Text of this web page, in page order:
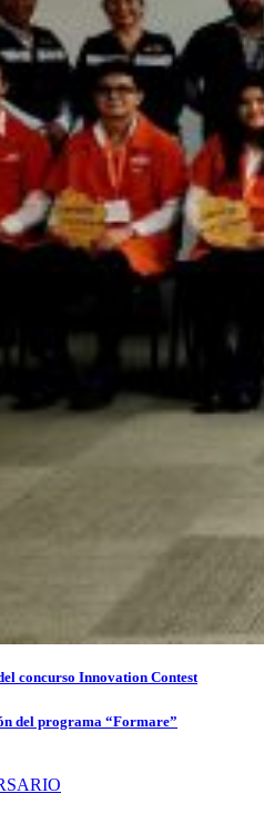
concurso Innovation Contest
del programa “Formare”